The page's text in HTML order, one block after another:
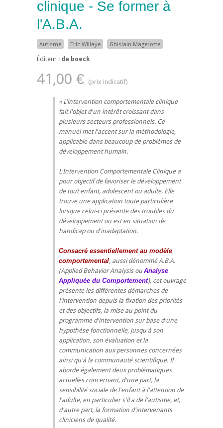
clinique - Se former à
l'A.B.A.
Autisme Eric Willaye Ghislain Magerotte
Éditeur : de boeck
41,00 €
L'intervention comportementale clinique
fait l'objet d'un intérêt croissant dans
plusieurs secteurs professionnels. Ce
manuel met l'accent sur la méthodologie,
applicable dans beaucoup de problèmes de
développement humain.
L'Intervention Comportementale Clinique a
pour objectif de favoriser le développement
de tout enfant, adolescent ou adulte. Elle
trouve une application toute particulière
lorsque celui-ci présente des troubles du
développement ou est en situation de
handicap ou d'inadaptation.
Consacré essentiellement au modèle
comportemental, aussi dénommé A.B.A.
(Applied Behavior Analysis ou Analyse
Appliquée du Comportement), cet ouvrage
présente les différentes démarches de
l'intervention depuis la fixation des priorités
et des objectifs, la mise au point du
programme d'intervention sur base d'une
hypothèse fonctionnelle, jusqu'à son
application, son évaluation et la
communication aux personnes concernées
ainsi qu'à la communauté scientifique. Il
aborde également deux problématiques
actuelles concernant, d'une part, la
sensibilité sociale de l'enfant à l'attention de
l'adulte, en particulier s'il a de l'autisme, et,
d'autre part, la formation d'intervenants
cliniciens de qualité.